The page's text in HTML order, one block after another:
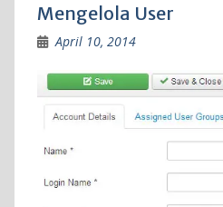
Mengelola User
April 10, 2014